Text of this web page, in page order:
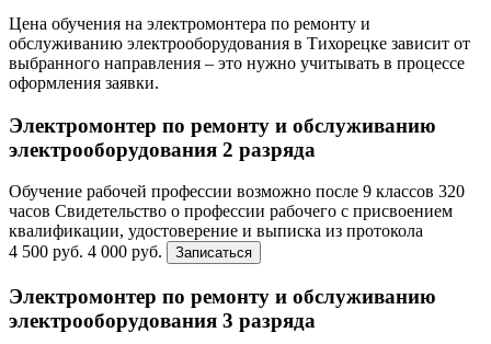
Цена обучения на электромонтера по ремонту и
обслуживанию электрооборудования в Тихорецке зависит от
выбранного направления – это нужно учитывать в процессе
оформления заявки.
Электромонтер по ремонту и обслуживанию
электрооборудования 2 разряда
Обучение рабочей профессии возможно после 9 классов 320
часов Свидетельство о профессии рабочего с присвоением
квалификации, удостоверение и выписка из протокола
4 500 руб. 4 000 руб. Записаться
Электромонтер по ремонту и обслуживанию
электрооборудования 3 разряда